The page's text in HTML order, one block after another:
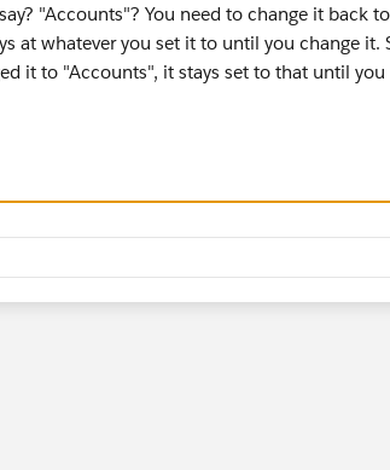
"Accounts"? You need to change it back
at whatever you set it to until you change it.
it to "Accounts", it stays set to that until you